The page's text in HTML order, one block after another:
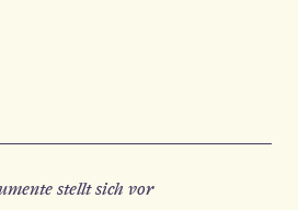
stellt sich vor